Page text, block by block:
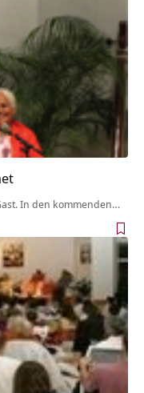
In den kommenden…